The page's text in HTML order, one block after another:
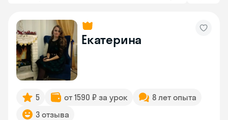
Екатерина
5 от 1590 ₽ за урок
8 лет опыта
3 отзыва